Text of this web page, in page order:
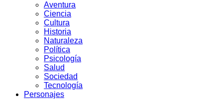
Aventura
Ciencia
Cultura
Historia
Naturaleza
Política
Psicología
Salud
Sociedad
Tecnología
Personajes